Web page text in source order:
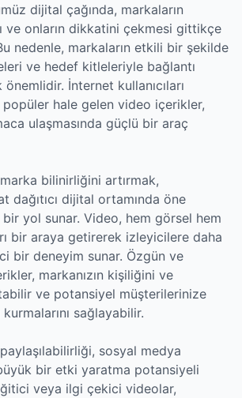
dijital çağında, markaların
ve onların dikkatini çekmesi gittikçe
nedenle, markaların etkili bir şekilde
ve hedef kitleleriyle bağlantı
İnternet kullanıcıları
popüler hale gelen video içerikler,
ulaşmasında güçlü bir araç
bilinirliğini artırmak,
dağıtıcı dijital ortamında öne
yol sunar. Video, hem görsel hem
bir araya getirerek izleyicilere daha
bir deneyim sunar. Özgün ve
markanızın kişiliğini ve
ve potansiyel müşterilerinize
sağlayabilir.
sosyal medya
bir etki yaratma potansiyeli
veya ilgi çekici videolar,